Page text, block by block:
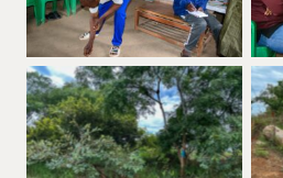
Aucune légende